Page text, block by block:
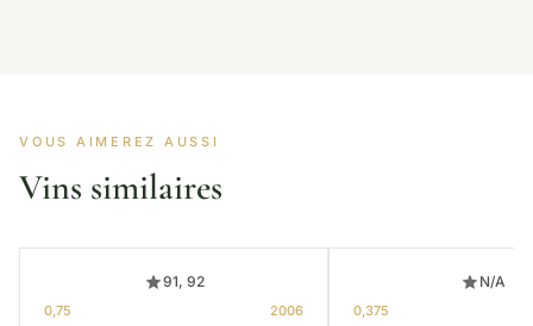
VOUS AIMEREZ AUSSI
Vins similaires
91, 92
0,75 2006
N/A
0,375